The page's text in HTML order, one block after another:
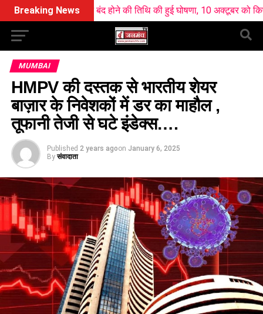
Breaking News
कपाट बंद होने की तिथि की हुई घोषणा, 10 अक्टूबर को किए जाएंंगे बंद
MUMBAI
HMPV की दस्तक से भारतीय शेयर
बाज़ार के निवेशकों में डर का माहौल ,
तूफानी तेजी से घटे इंडेक्स….
Published 2 years agoon January 6, 2025
By संवादाता